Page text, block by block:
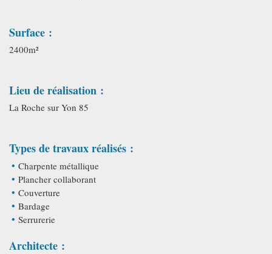
Surface :
2400m²
Lieu de réalisation :
La Roche sur Yon 85
Types de travaux réalisés :
Charpente métallique
Plancher collaborant
Couverture
Bardage
Serrurerie
Architecte :